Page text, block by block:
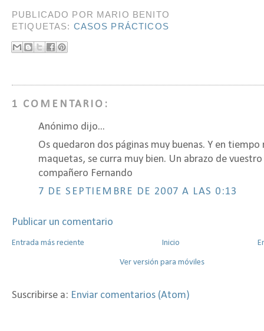
PUBLICADO POR MARIO BENITO
ETIQUETAS: CASOS PRÁCTICOS
1 COMENTARIO:
Anónimo dijo...
Os quedaron dos páginas muy buenas. Y en tiempo
maquetas, se curra muy bien. Un abrazo de vuestro
compañero Fernando
7 DE SEPTIEMBRE DE 2007 A LAS 0:13
Publicar un comentario
Entrada más reciente Inicio
Ver versión para móviles
Suscribirse a: Enviar comentarios (Atom)